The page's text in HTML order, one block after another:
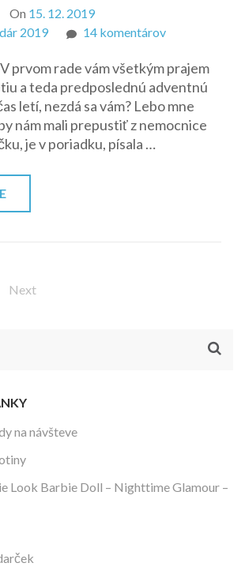
On 15. 12. 2019
2019 14 komentárovna
adventný
deň:
Kvety
prvom rade vám všetkým prajem
a teda predposlednú adventnú
letí, nezdá sa vám? Lebo mne
nám mali prepustiť z nemocnice
je v poriadku, písala …
Next
na návšteve
Look Barbie Doll – Nighttime Glamour –